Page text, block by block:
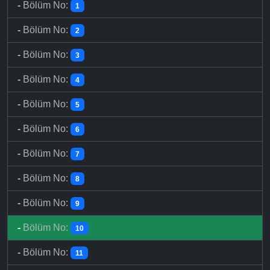
- Bölüm No: 1
- Bölüm No: 2
- Bölüm No: 3
- Bölüm No: 4
- Bölüm No: 5
- Bölüm No: 6
- Bölüm No: 7
- Bölüm No: 8
- Bölüm No: 9
- Bölüm No: 10
- Bölüm No: 11